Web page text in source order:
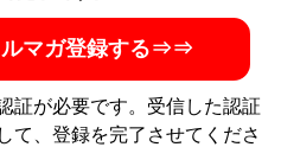
ルマガ登録する⇒⇒
証が必要です。受信した認証
て、登録を完了させてくださ